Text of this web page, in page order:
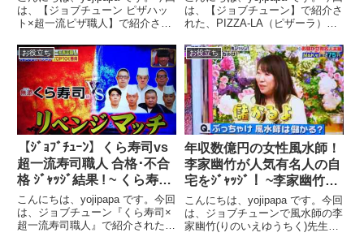
超一流ﾋﾟｻﾞ職人ｼﾞｬｯｼﾞ結果
! ~
は、【ジョブチューン ピザハッ
ト×超一流ピザ職人】で紹介され
の従業員が選んだＴＯＰ１０メニ
ューをジャッジした結果をお伝え
します。番組名ジョブチューン
★【超一流ピザ職人がジ...
一流ﾋﾟｻﾞ職人リベンジ結果
!
は、【ジョブチューン】で紹介さ
れた、PIZZA-LA（ピザーラ）従
を超一流ピザ職人がジャッジした
「ピザーラvs超一流ピザ職人 リ
ベンジマッチ第2弾」の結果をお
伝えします。...
お役立ち
【ｼﾞｮﾌﾞﾁｭｰﾝ】くら寿司vs
超一流寿司職人 合格･不合
格 ｼﾞｬｯｼﾞ結果 ! ~ くら寿司
社員イチ押し寿司ﾈﾀ
TOP10ﾒﾆｭｰ vs 超一流寿司
職人 ~
こんにちは、yojipapa です。今回
は、ジョブチューン『くら寿司×
超一流寿司職人』で紹介された、
お役立ち
年収数億円の女性風水師！
李家幽竹が人気有名人の自
宅をｼﾞｬｯｼﾞ！ ~李家幽竹
「金運･仕事運･家庭円満
運」運気UP方法~【ｼﾞｮﾌﾞﾁ
ｭｰﾝ】
こんにちは、yojipapa です。今回
は、ジョブチューンで風水師の李
家幽竹(りのいえゆうちく)先生が